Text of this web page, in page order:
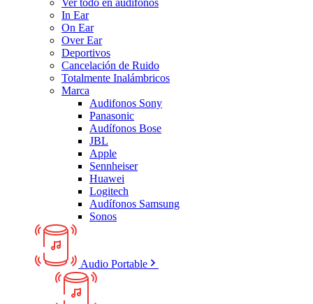
In Ear
On Ear
Over Ear
Deportivos
Cancelación de Ruido
Totalmente Inalámbricos
Marca
Audifonos Sony
Panasonic
Audífonos Bose
JBL
Apple
Sennheiser
Huawei
Logitech
Audífonos Samsung
Sonos
Audio Portable